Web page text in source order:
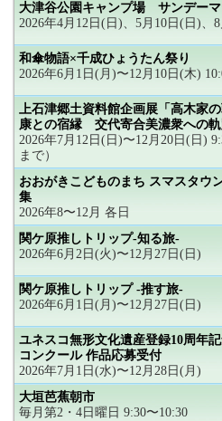
大津谷公園キャンプ場 サンデーマ
2026年4月12日(日)、5月10日(日)、
和傘物語×千成ひょうたん祭り
2026年6月1日(月)〜12月10日(木)
上石津郷土資料館企画展「高木家
康との宿縁 交代寄合美濃衆への軌
2026年7月12日(日)〜12月20日(日)
まで）
おおがきこどものまち スマスタウ
集
2026年8〜12月 各日
関ケ原推しトリップ-知る旅-
2026年6月2日(火)〜12月27日(日)
関ケ原推しトリップ -推す旅-
2026年6月1日(月)〜12月27日(日)
ユネスコ無形文化遺産登録10周年
コンクール 作品応募受付
2026年7月1日(水)〜12月28日(月)
大垣芭蕉朝市
毎月第2・4日曜日 9:30〜10:30